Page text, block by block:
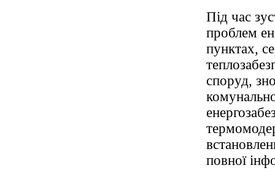
Під час
проблем
пунктах,
споруд,
повної